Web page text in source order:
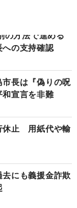
方法で進める
の支持確認
市長は『偽りの呪
宣言を非難
休止 用紙代や輸
にも義援金詐欺